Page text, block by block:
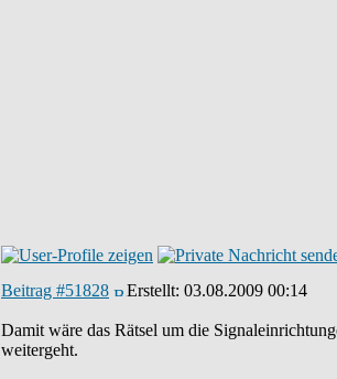
Beitrag #51828 Erstellt: 03.08.2009 00:14
Damit wäre das Rätsel um die
weitergeht.